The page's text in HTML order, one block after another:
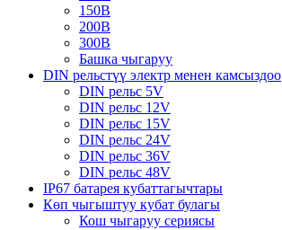
150В
200В
300В
Башка чыгаруу
DIN рельстүү электр менен камсыздоо
DIN рельс 5V
DIN рельс 12V
DIN рельс 15V
DIN рельс 24V
DIN рельс 36V
DIN рельс 48V
IP67 батарея кубаттагычтары
Көп чыгыштуу кубат булагы
Кош чыгаруу сериясы